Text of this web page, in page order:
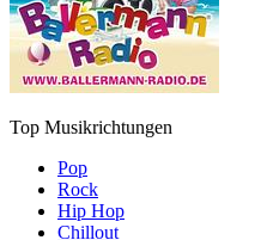
Top Musikrichtungen
Pop
Rock
Hip Hop
Chillout